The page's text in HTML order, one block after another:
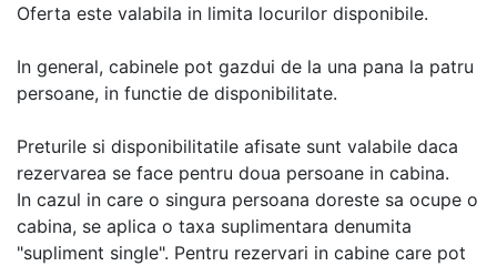
Oferta este valabila in limita locurilor disponibile.
In general, cabinele pot gazdui de la una pana la patru
persoane, in functie de disponibilitate.
Preturile si disponibilitatile afisate sunt valabile daca
rezervarea se face pentru doua persoane in cabina.
In cazul in care o singura persoana doreste sa ocupe o
cabina, se aplica o taxa suplimentara denumita
"supliment single". Pentru rezervari in cabine care pot